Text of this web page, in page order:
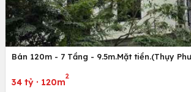
Bán 120m - 7 Tầng - 9.5m.Mặt tiền.(Thụy
34 tỷ · 120m
2